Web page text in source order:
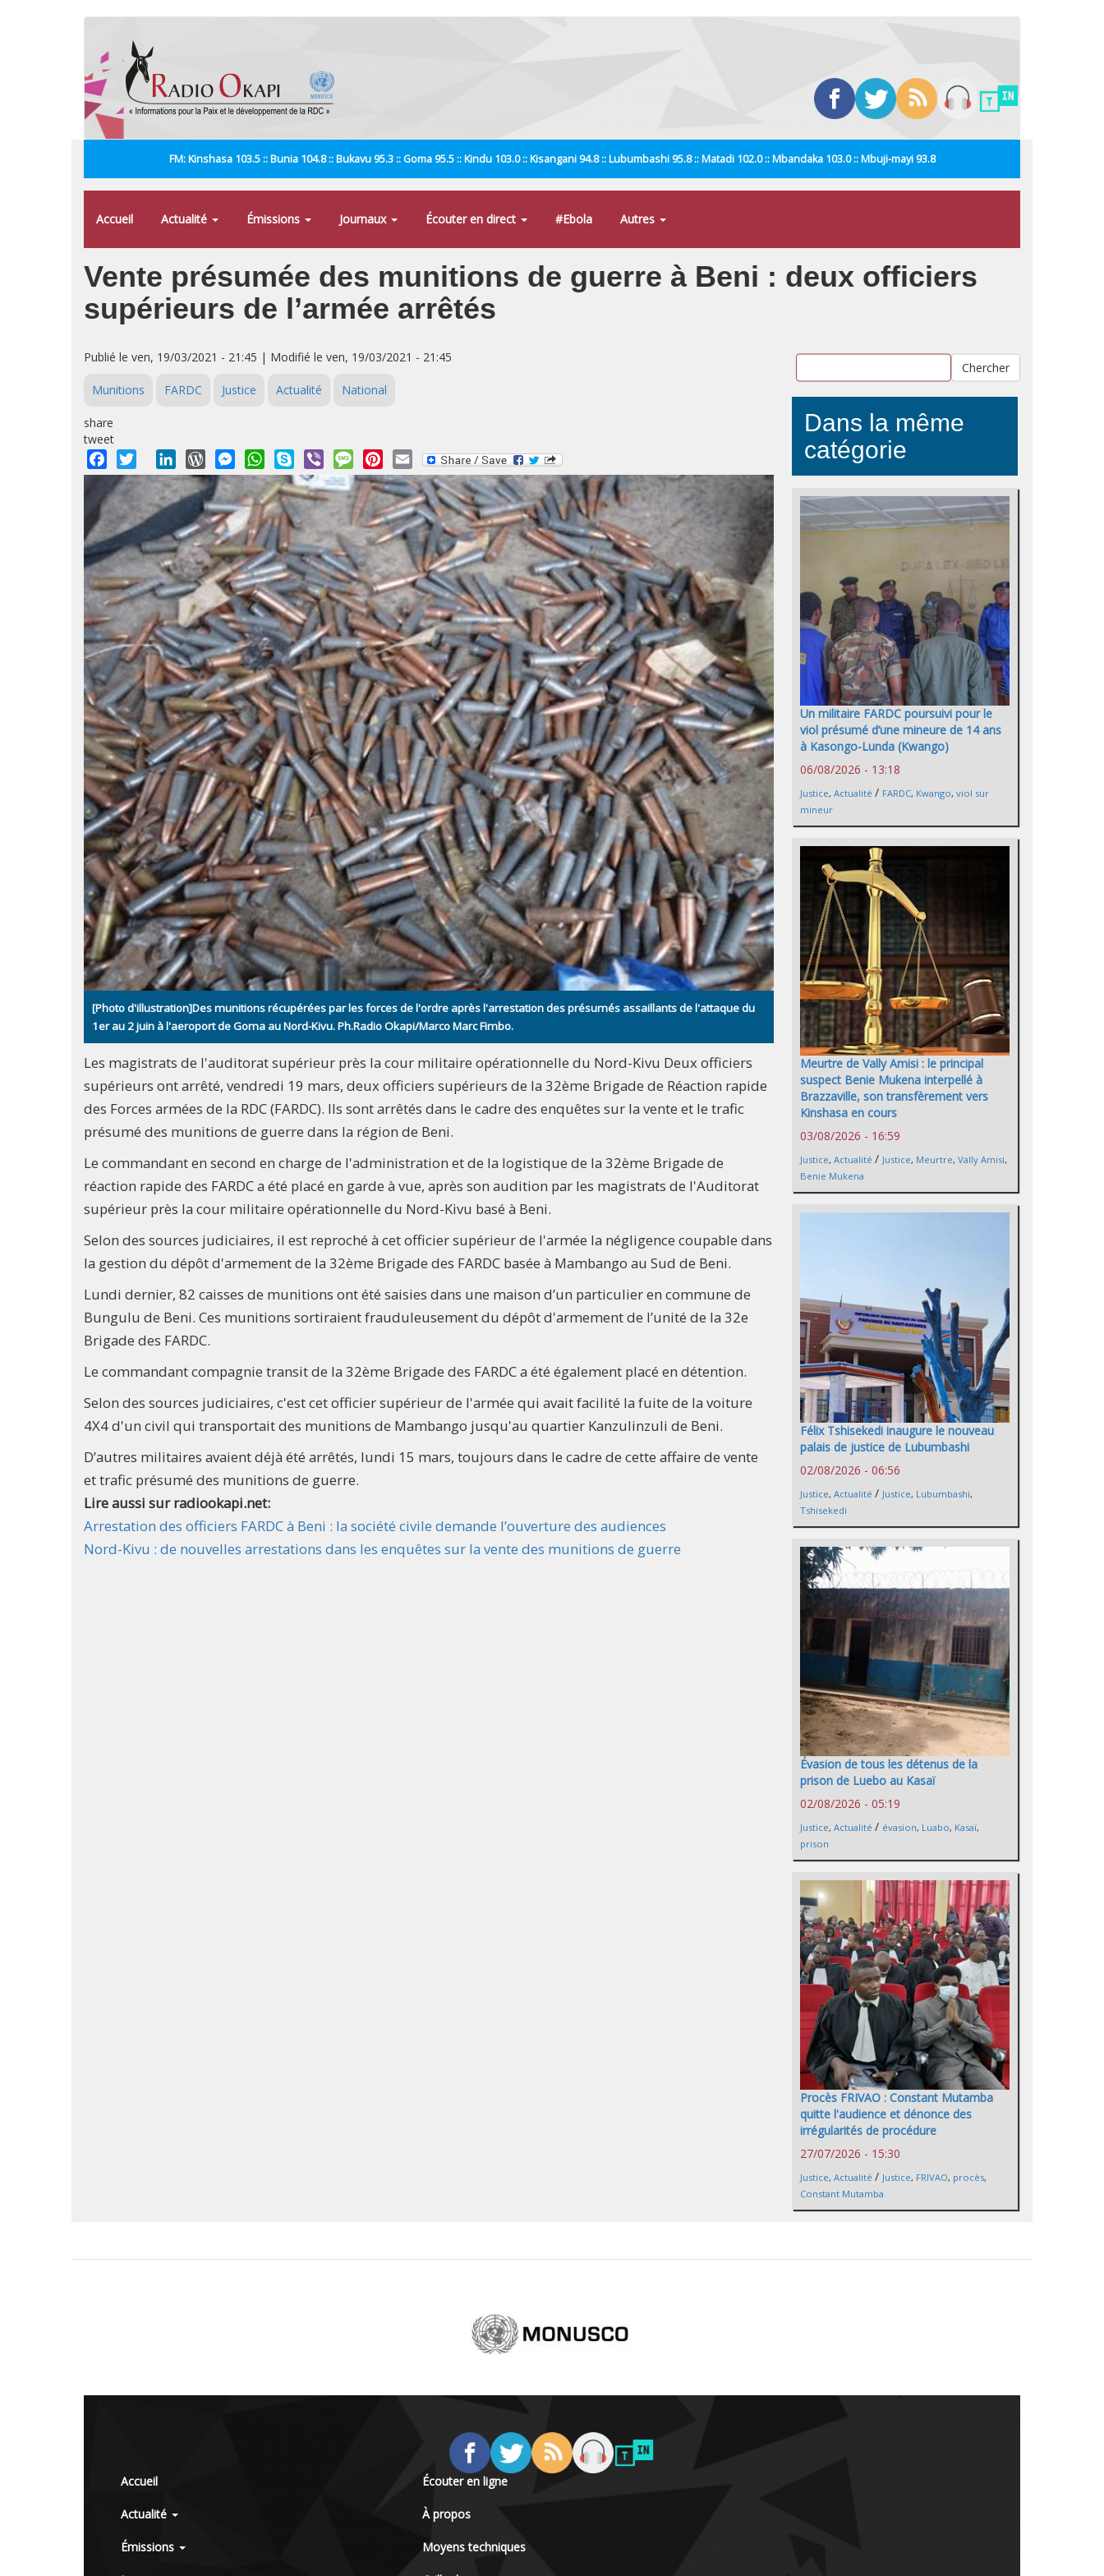
FM: Kinshasa 103.5 :: Bunia 104.8 :: Bukavu 95.3 :: Goma 95.5 :: Kindu 103.0 :: Kisangani 94.8 :: Lubumbashi 95.8 :: Matadi 102.0 :: Mbandaka 103.0 :: Mbuji-mayi 93.8
Accueil Actualité Émissions Journaux Écouter en direct #Ebola Autres
Vente présumée des munitions de guerre à Beni : deux officiers
supérieurs de l’armée arrêtés
Publié le ven, 19/03/2021 - 21:45 | Modifié le ven, 19/03/2021 - 21:45
Munitions FARDC Justice Actualité National
share
tweet
Facebook
Twitter LinkedInWordPressMessengerWhatsApp
Skype Viber MessagePinterest
Email
[Photo d'illustration]Des munitions récupérées par les forces de l'ordre après l'arrestation des présumés assaillants de l'attaque du
1er au 2 juin à l'aeroport de Goma au Nord-Kivu. Ph.Radio Okapi/Marco Marc Fimbo.
Les magistrats de l'auditorat supérieur près la cour militaire opérationnelle du Nord-Kivu Deux officiers
supérieurs ont arrêté, vendredi 19 mars, deux officiers supérieurs de la 32ème Brigade de Réaction rapide
des Forces armées de la RDC (FARDC). Ils sont arrêtés dans le cadre des enquêtes sur la vente et le trafic
présumé des munitions de guerre dans la région de Beni.
Le commandant en second en charge de l'administration et de la logistique de la 32ème Brigade de
réaction rapide des FARDC a été placé en garde à vue, après son audition par les magistrats de l'Auditorat
supérieur près la cour militaire opérationnelle du Nord-Kivu basé à Beni.
Selon des sources judiciaires, il est reproché à cet officier supérieur de l'armée la négligence coupable dans
la gestion du dépôt d'armement de la 32ème Brigade des FARDC basée à Mambango au Sud de Beni.
Lundi dernier, 82 caisses de munitions ont été saisies dans une maison d’un particulier en commune de
Bungulu de Beni. Ces munitions sortiraient frauduleusement du dépôt d'armement de l’unité de la 32e
Brigade des FARDC.
Le commandant compagnie transit de la 32ème Brigade des FARDC a été également placé en détention.
Selon des sources judiciaires, c'est cet officier supérieur de l'armée qui avait facilité la fuite de la voiture
4X4 d'un civil qui transportait des munitions de Mambango jusqu'au quartier Kanzulinzuli de Beni.
D’autres militaires avaient déjà été arrêtés, lundi 15 mars, toujours dans le cadre de cette affaire de vente
et trafic présumé des munitions de guerre.
Lire aussi sur radiookapi.net:
Arrestation des officiers FARDC à Beni : la société civile demande l’ouverture des audiences
Nord-Kivu : de nouvelles arrestations dans les enquêtes sur la vente des munitions de guerre
Chercher
Dans la même
catégorie
Un militaire FARDC poursuivi pour le
viol présumé d’une mineure de 14 ans
à Kasongo-Lunda (Kwango)
06/08/2026 - 13:18
Justice, Actualité / FARDC, Kwango, viol sur
mineur
Meurtre de Vally Amisi : le principal
suspect Benie Mukena interpellé à
Brazzaville, son transfèrement vers
Kinshasa en cours
03/08/2026 - 16:59
Justice, Actualité / Justice, Meurtre, Vally Amisi,
Benie Mukena
Félix Tshisekedi inaugure le nouveau
palais de justice de Lubumbashi
02/08/2026 - 06:56
Justice, Actualité / Justice, Lubumbashi,
Tshisekedi
Évasion de tous les détenus de la
prison de Luebo au Kasaï
02/08/2026 - 05:19
Justice, Actualité / évasion, Luabo, Kasaï,
prison
Procès FRIVAO : Constant Mutamba
quitte l'audience et dénonce des
irrégularités de procédure
27/07/2026 - 15:30
Justice, Actualité / Justice, FRIVAO, procès,
Constant Mutamba
Accueil
Actualité
Émissions
Écouter en ligne
À propos
Moyens techniques